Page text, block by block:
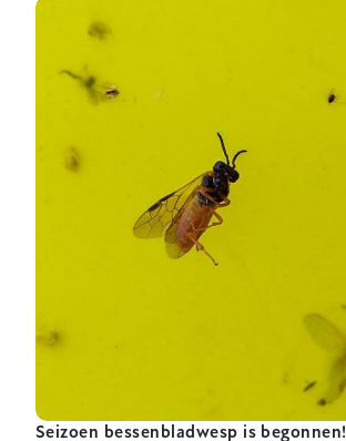
frambozenplanten
Seizoen bessenbladwesp is begonnen!